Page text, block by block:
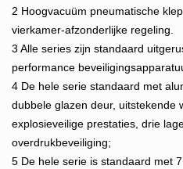
2 Hoogvacuüm pneumatische
vierkamer-afzonderlijke regeling.
3 Alle series zijn standaard
performance
4 De hele serie standaard met
dubbele glazen deur, uitstekende
explosieveilige prestaties, drie
overdrukbeveiliging;
5 De hele serie is standaard met